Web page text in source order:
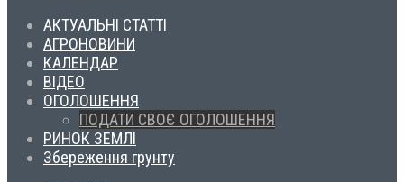
АКТУАЛЬНІ СТАТТІ
АГРОНОВИНИ
КАЛЕНДАР
ВІДЕО
ОГОЛОШЕННЯ
ПОДАТИ СВОЄ ОГОЛОШЕННЯ
РИНОК ЗЕМЛІ
Збереження грунту